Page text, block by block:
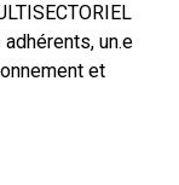
un.e
et